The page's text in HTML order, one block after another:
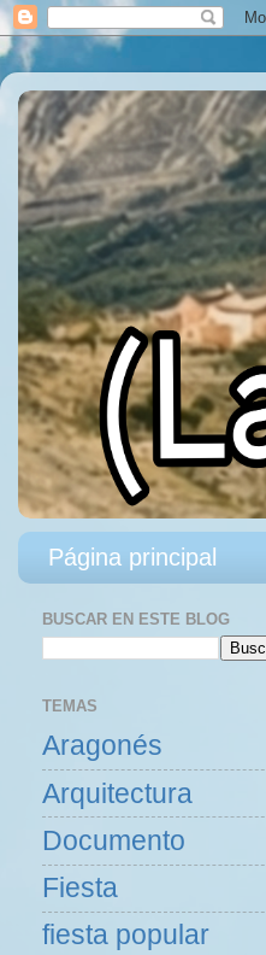
Página principal
BUSCAR EN ESTE BLOG
TEMAS
Aragonés
Arquitectura
Documento
Fiesta
fiesta popular